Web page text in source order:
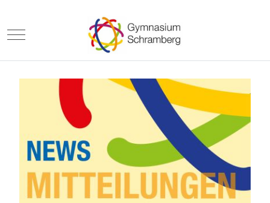
Mobile Menu Toggle